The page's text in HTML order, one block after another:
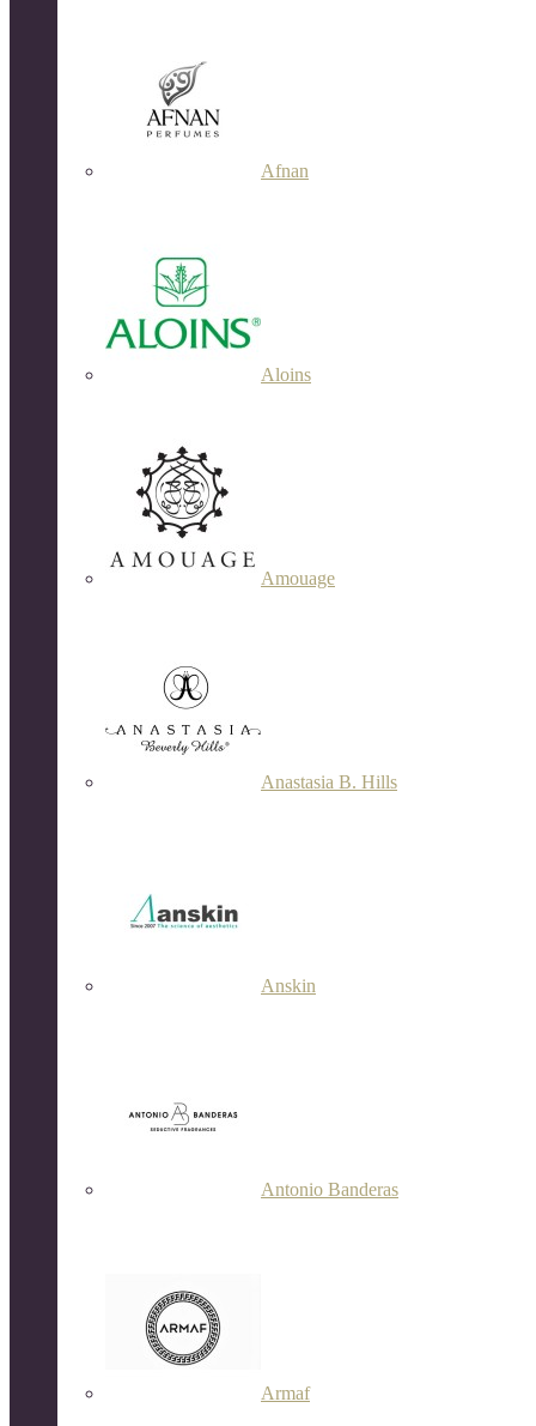
Afnan
Aloins
Amouage
Anastasia B. Hills
Anskin
Antonio Banderas
Armaf